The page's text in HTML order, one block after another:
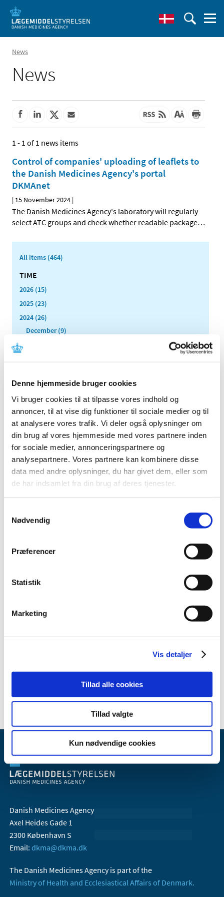
Denne hjemmeside bruger cookies
Vi bruger cookies til at tilpasse vores indhold og
annoncer, til at vise dig funktioner til sociale medier og til
at analysere vores trafik. Vi deler også oplysninger om
din brug af vores hjemmeside med vores partnere inden
for sociale medier, annonceringspartnere og
analysepartnere. Vores partnere kan kombinere disse
data med andre oplysninger, du har givet dem, eller som
de har indsamlet fra din brug af deres tjenester.
Nødvendig
Præferencer
Statistik
Marketing
Vis detaljer
Tillad alle cookies
Tillad valgte
Kun nødvendige cookies
News
News
1 - 1 of 1 news items
Control of companies' uploading of leaflets to
the Danish Medicines Agency's portal
DKMAnet
| 15 November 2024 |
The Danish Medicines Agency's laboratory will regularly
select ATC groups and check whether readable package…
All items (464)
TIME
2026 (15)
2025 (23)
2024 (26)
December (9)
August (3)
June (2)
April (2)
March (1)
February (3)
January (1)
2023 (24)
2022 (20)
2020 (62)
2013 (3)
2011 (13)
2007 (3)
Danish Medicines Agency
Axel Heides Gade 1
2300 København S
Email: dkma@dkma.dk
The Danish Medicines Agency is part of the
Ministry of Health and Ecclesiastical Affairs of Denmark.